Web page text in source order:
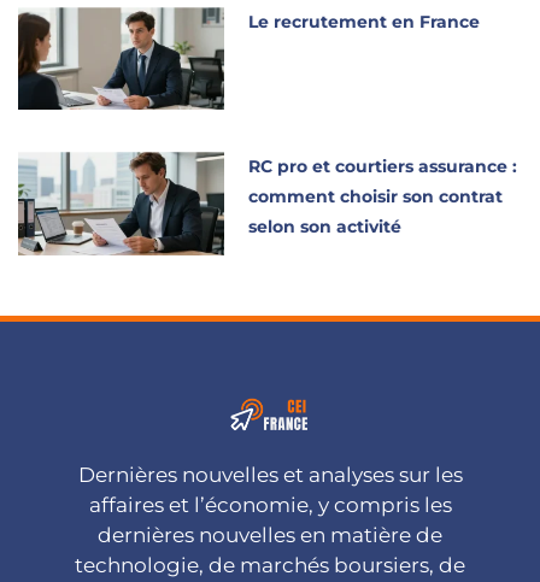
Le recrutement en France
RC pro et courtiers assurance :
comment choisir son contrat
selon son activité
Dernières nouvelles et analyses sur les
affaires et l’économie, y compris les
dernières nouvelles en matière de
technologie, de marchés boursiers, de